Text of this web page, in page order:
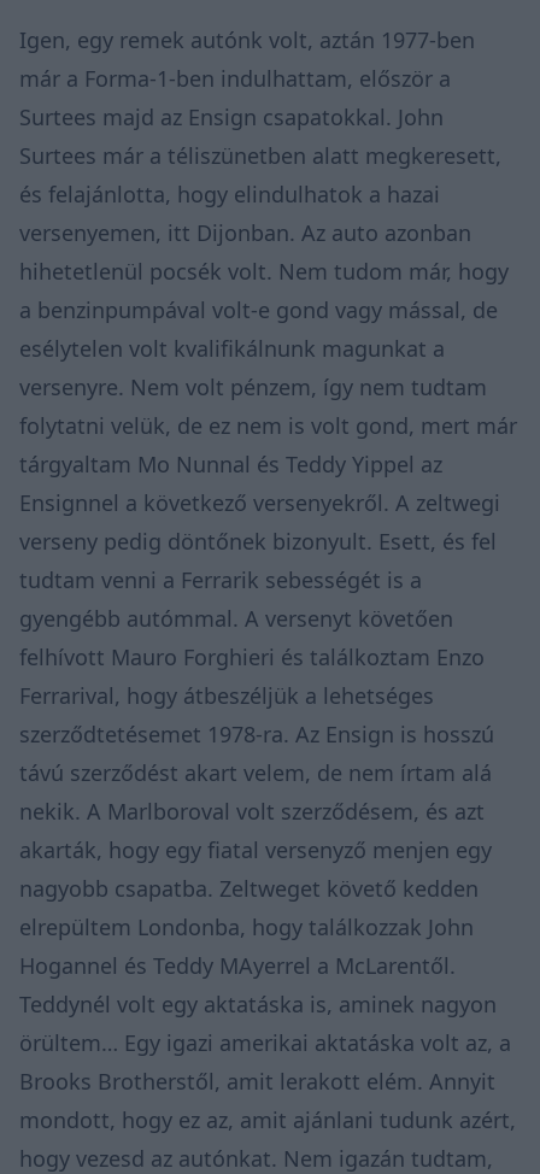
Igen, egy remek autónk volt, aztán 1977-ben
már a Forma-1-ben indulhattam, először a
Surtees majd az Ensign csapatokkal. John
Surtees már a téliszünetben alatt megkeresett,
és felajánlotta, hogy elindulhatok a hazai
versenyemen, itt Dijonban. Az auto azonban
hihetetlenül pocsék volt. Nem tudom már, hogy
a benzinpumpával volt-e gond vagy mással, de
esélytelen volt kvalifikálnunk magunkat a
versenyre. Nem volt pénzem, így nem tudtam
folytatni velük, de ez nem is volt gond, mert már
tárgyaltam Mo Nunnal és Teddy Yippel az
Ensignnel a következő versenyekről. A zeltwegi
verseny pedig döntőnek bizonyult. Esett, és fel
tudtam venni a Ferrarik sebességét is a
gyengébb autómmal. A versenyt követően
felhívott Mauro Forghieri és találkoztam Enzo
Ferrarival, hogy átbeszéljük a lehetséges
szerződtetésemet 1978-ra. Az Ensign is hosszú
távú szerződést akart velem, de nem írtam alá
nekik. A Marlboroval volt szerződésem, és azt
akarták, hogy egy fiatal versenyző menjen egy
nagyobb csapatba. Zeltweget követő kedden
elrepültem Londonba, hogy találkozzak John
Hogannel és Teddy MAyerrel a McLarentől.
Teddynél volt egy aktatáska is, aminek nagyon
örültem… Egy igazi amerikai aktatáska volt az, a
Brooks Brotherstől, amit lerakott elém. Annyit
mondott, hogy ez az, amit ajánlani tudunk azért,
hogy vezesd az autónkat. Nem igazán tudtam,